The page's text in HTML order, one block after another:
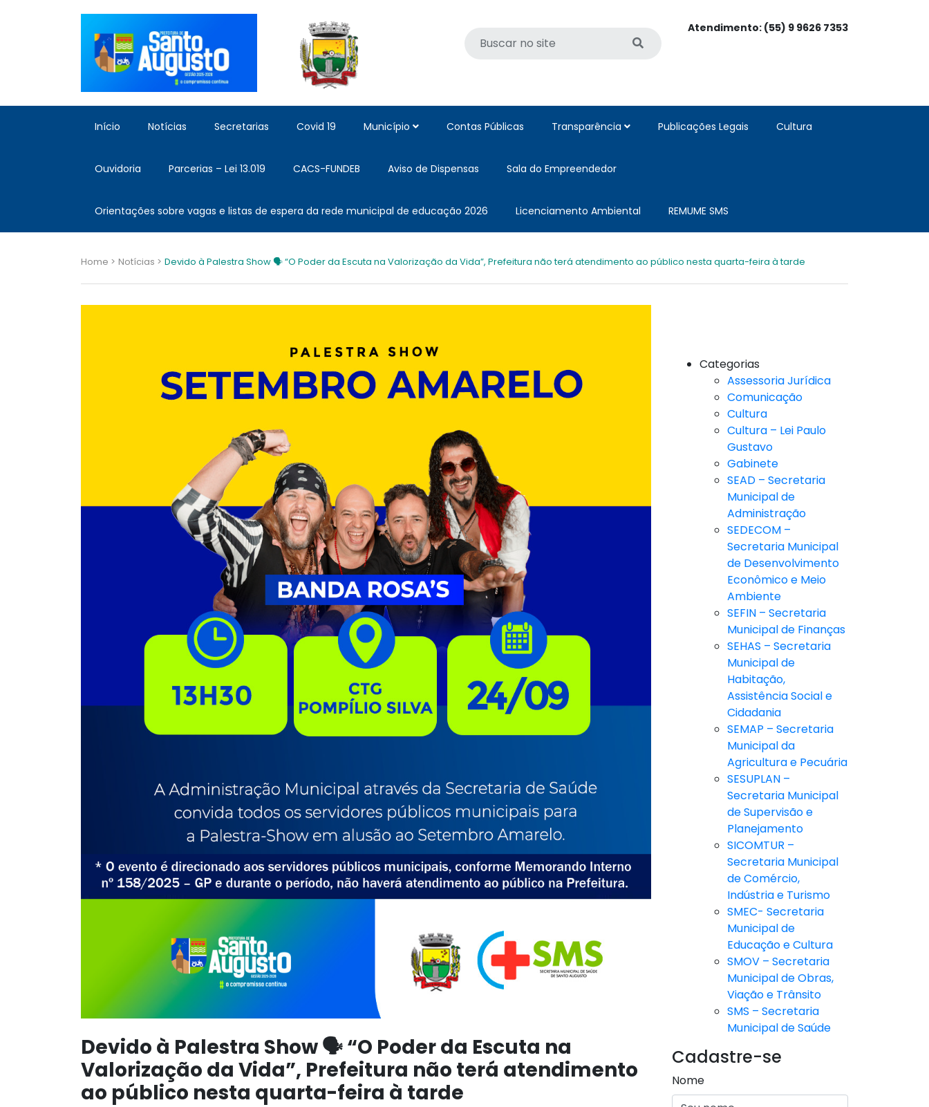
Atendimento: (55) 9 9626 7353
Início Notícias Secretarias Covid 19 Município Contas Públicas Transparência Publicações Legais Cultura
Ouvidoria Parcerias – Lei 13.019 CACS-FUNDEB Aviso de Dispensas Sala do Empreendedor
Orientações sobre vagas e listas de espera da rede municipal de educação 2026 Licenciamento Ambiental REMUME SMS
Home > Notícias > Devido à Palestra Show 🗣 “O Poder da Escuta na Valorização da Vida”, Prefeitura não terá atendimento ao público nesta quarta-feira à tarde
Devido à Palestra Show 🗣 “O Poder da Escuta na
Valorização da Vida”, Prefeitura não terá atendimento
ao público nesta quarta-feira à tarde
Categorias
Assessoria Jurídica
Comunicação
Cultura
Cultura – Lei Paulo
Gustavo
Gabinete
SEAD – Secretaria
Municipal de
Administração
SEDECOM –
Secretaria Municipal
de Desenvolvimento
Econômico e Meio
Ambiente
SEFIN – Secretaria
Municipal de Finanças
SEHAS – Secretaria
Municipal de
Habitação,
Assistência Social e
Cidadania
SEMAP – Secretaria
Municipal da
Agricultura e Pecuária
SESUPLAN –
Secretaria Municipal
de Supervisão e
Planejamento
SICOMTUR –
Secretaria Municipal
de Comércio,
Indústria e Turismo
SMEC- Secretaria
Municipal de
Educação e Cultura
SMOV – Secretaria
Municipal de Obras,
Viação e Trânsito
SMS – Secretaria
Municipal de Saúde
Cadastre-se
Nome